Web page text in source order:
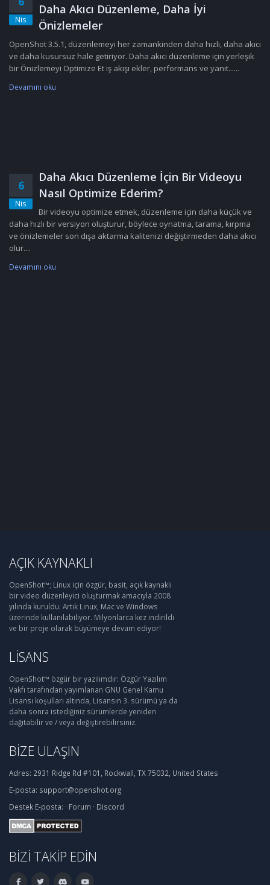
Nis
Daha Akıcı Düzenleme, Daha İyi
Önizlemeler
OpenShot 3.5.1, düzenlemeyi her zamankinden daha hızlı, daha akıcı
ve daha kusursuz hale getiriyor. Daha akıcı düzenleme için yerleşik
bir Önizlemeyi Optimize Et iş akışı ekler, performans ve yanıt......
Devamını oku
6
Nis
Daha Akıcı Düzenleme İçin Bir Videoyu
Nasıl Optimize Ederim?
Bir videoyu optimize etmek, düzenleme için daha küçük ve
daha hızlı bir versiyon oluşturur, böylece oynatma, tarama, kırpma
ve önizlemeler son dışa aktarma kalitenizi değiştirmeden daha akıcı
olur....
Devamını oku
AÇIK KAYNAKLI
OpenShot™; Linux için özgür, basit, açık kaynaklı
bir video düzenleyici oluşturmak amacıyla 2008
yılında kuruldu. Artık Linux, Mac ve Windows
üzerinde kullanılabiliyor. Milyonlarca kez indirildi
ve bir proje olarak büyümeye devam ediyor!
LISANS
OpenShot™ özgür bir yazılımdır: Özgür Yazılım
Vakfı tarafından yayımlanan GNU Genel Kamu
Lisansı koşulları altında, Lisansın 3. sürümü ya da
daha sonra istediğiniz sürümlerde yeniden
dağıtabilir ve / veya değiştirebilirsiniz.
BIZE ULAŞIN
Adres: 2931 Ridge Rd #101, Rockwall, TX 75032, United States
E-posta: support@openshot.org
Destek E-posta: · Forum · Discord
BIZI TAKIP EDIN